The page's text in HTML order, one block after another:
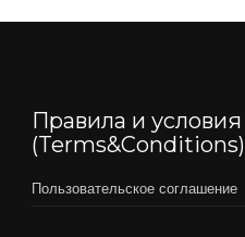
Правила и условия
(Terms&Conditions)
Пользовательское соглашение